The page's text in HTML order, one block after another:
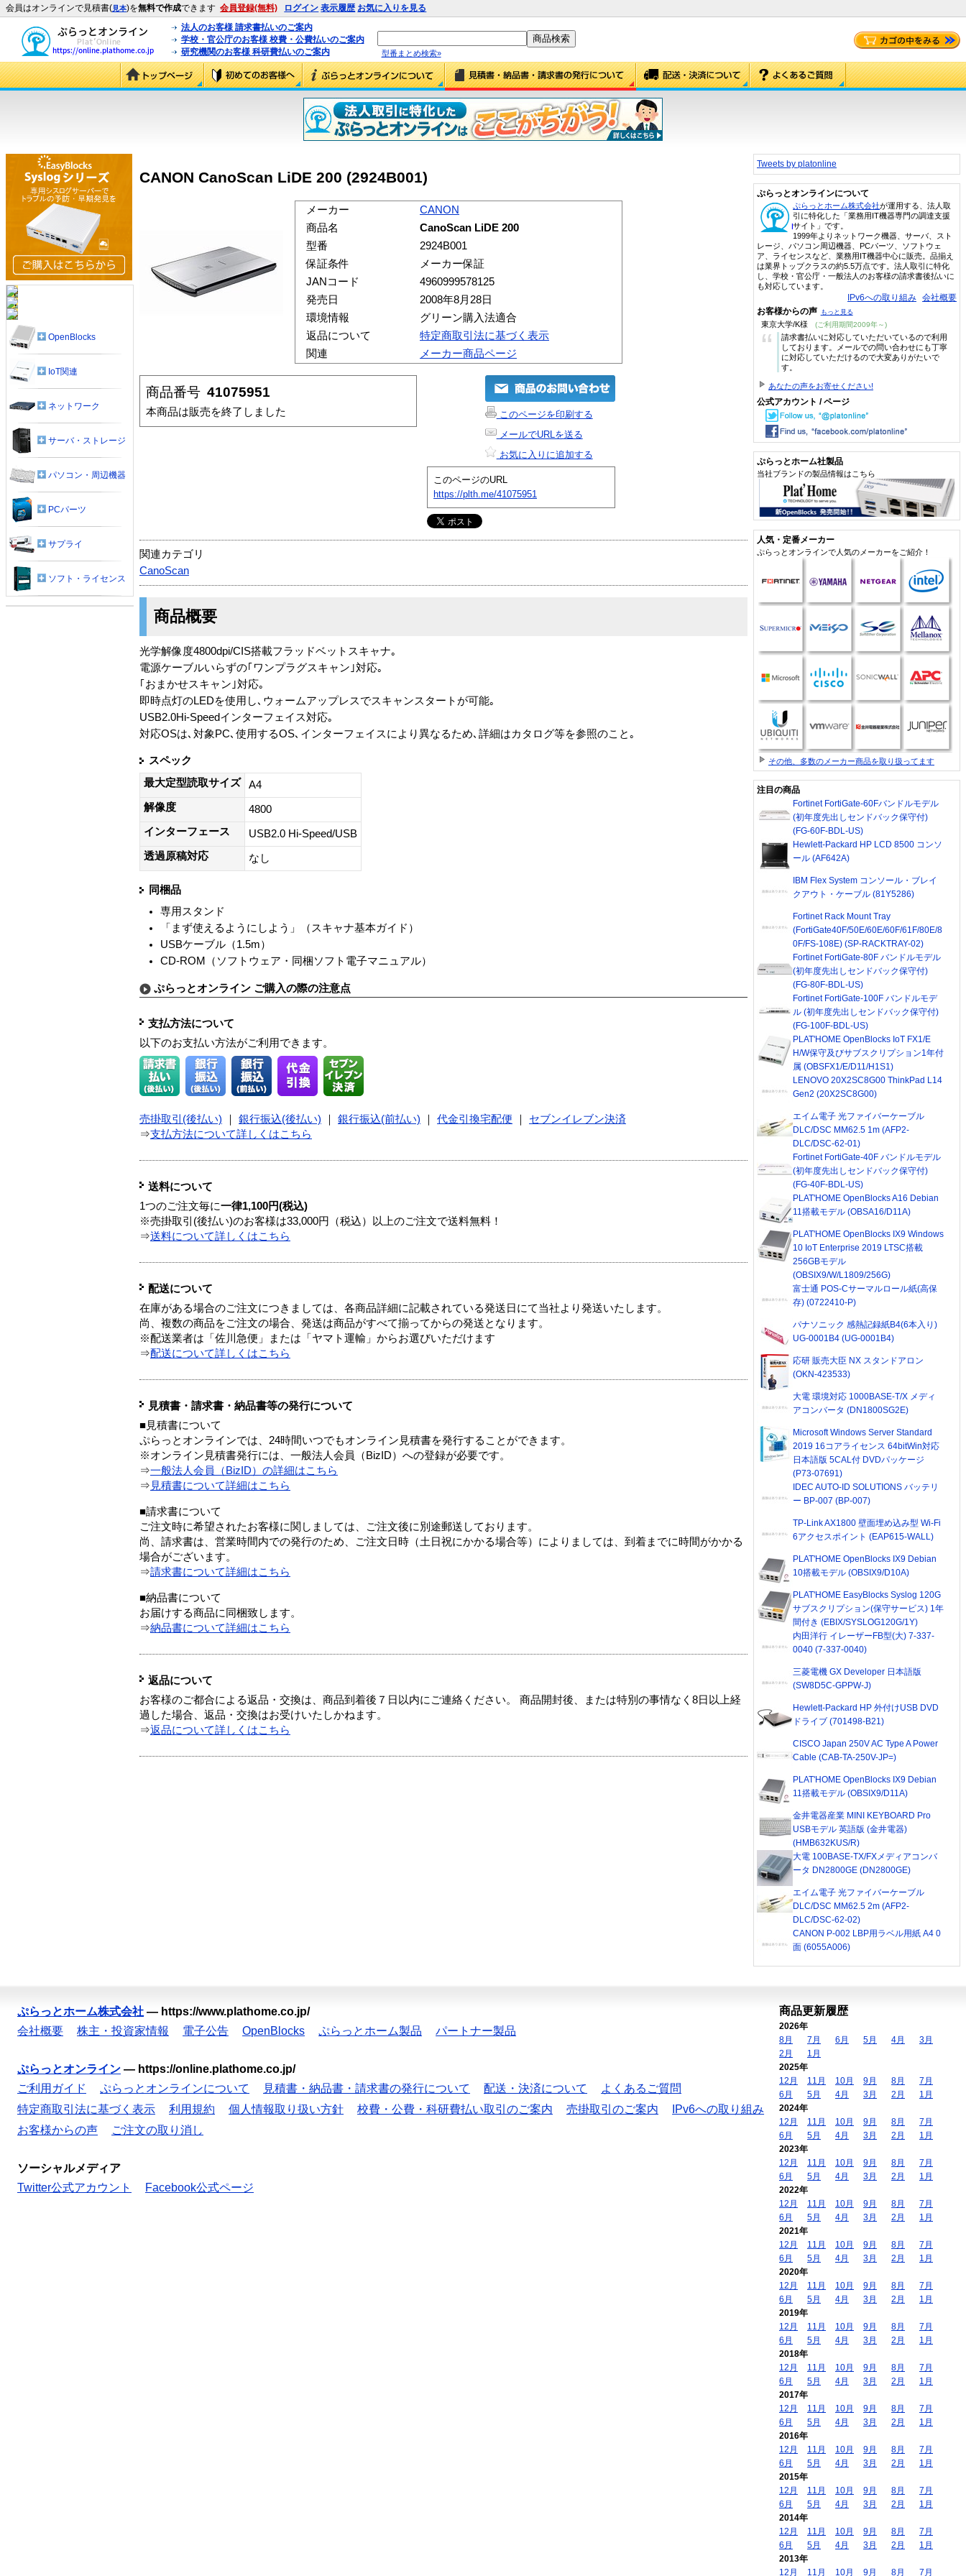
会員はオンラインで見積書(見本)を無料で作成できます 会員登録(無料) ログイン 表示履歴 お気に入りを見る
法人のお客様 請求書払いのご案内
学校・官公庁のお客様 校費・公費払いのご案内
研究機関のお客様 科研費払いのご案内
型番まとめ検索»
CANON CanoScan LiDE 200 (2924B001)
メーカー
CANON
商品名
CanoScan LiDE 200
型番
2924B001
保証条件
メーカー保証
JANコード
4960999578125
発売日
2008年8月28日
環境情報
グリーン購入法適合
返品について
特定商取引法に基づく表示
関連
メーカー商品ページ
商品番号 41075951
本商品は販売を終了しました
このページを印刷する
メールでURLを送る
お気に入りに追加する
このページのURL
https://plth.me/41075951
関連カテゴリ
CanoScan
商品概要
光学解像度4800dpi/CIS搭載フラッドベットスキャナ｡
電源ケーブルいらずの｢ワンプラグスキャン｣対応｡
｢おまかせスキャン｣対応｡
即時点灯のLEDを使用し､ウォームアップレスでスキャンスタートが可能｡
USB2.0Hi-Speedインターフェイス対応｡
対応OSは､対象PC､使用するOS､インターフェイスにより異なるため､詳細はカタログ等を参照のこと｡
スペック
最大定型読取サイズ
A4
解像度
4800
インターフェース
USB2.0 Hi-Speed/USB
透過原稿対応
なし
同梱品
専用スタンド
「まず使えるようにしよう」（スキャナ基本ガイド）
USBケーブル（1.5m）
CD-ROM（ソフトウェア・同梱ソフト電子マニュアル）
ぷらっとオンライン ご購入の際の注意点
支払方法について
以下のお支払い方法がご利用できます。
売掛取引(後払い) 銀行振込(後払い) 銀行振込(前払い) 代金引換宅配便
セブンイレブン決済
⇒支払方法について詳しくはこちら
送料について
1つのご注文毎に一律1,100円(税込)
※売掛取引(後払い)のお客様は33,000円（税込）以上のご注文で送料無料！
⇒送料について詳しくはこちら
配送について
在庫がある場合のご注文につきましては、各商品詳細に記載されている発送日にて当社より発送いたします。
尚、複数の商品をご注文の場合、発送は商品がすべて揃ってからの発送となります。
※配送業者は「佐川急便」または「ヤマト運輸」からお選びいただけます
⇒配送について詳しくはこちら
見積書・請求書・納品書等の発行について
■見積書について
ぷらっとオンラインでは、24時間いつでもオンライン見積書を発行することができます。
※オンライン見積書発行には、一般法人会員（BizID）への登録が必要です。
⇒一般法人会員（BizID）の詳細はこちら
⇒ 見積書について詳細はこちら
■請求書について
ご注文時に希望されたお客様に関しましては、ご注文後に別途郵送しております。
尚、請求書は、営業時間内での発行のため、ご注文日時（土日祝にかかる場合等）によりましては、到着までに時間がかかる
場合がございます。
⇒請求書について詳細はこちら
■納品書について
お届けする商品に同梱致します。
⇒納品書について詳細はこちら
返品について
お客様のご都合による返品・交換は、商品到着後７日以内にご連絡ください。 商品開封後、または特別の事情なく8日以上経
過した場合、返品・交換はお受けいたしかねます。
⇒返品について詳しくはこちら
OpenBlocks
IoT関連
ネットワーク
サーバ・ストレージ
パソコン・周辺機器
PCパーツ
サプライ
ソフト・ライセンス
Tweets by platonline
ぷらっとオンラインについて
ぷらっとホーム株式会社が運用する、法人取
引に特化した「業務用IT機器専門の調達支援
サイト」です。
1999年よりネットワーク機器、サーバ、スト
レージ、パソコン周辺機器、PCパーツ、ソフトウェ
ア、ライセンスなど、業務用IT機器中心に販売。品揃え
は業界トップクラスの約5.5万点です。法人取引に特化
し、学校・官公庁・一般法人のお客様の請求書後払いに
も対応しています。
IPv6への取り組み 会社概要
お客様からの声 もっと見る
東京大学/K様 (ご利用期間2009年～)
“
請求書払いに対応していただいているので利用
しております。メールでの問い合わせにも丁寧
に対応していただけるので大変ありがたいで
す。
あなたの声をお寄せください!
公式アカウント / ページ
ぷらっとホーム社製品
当社ブランドの製品情報はこちら
人気・定番メーカー
ぷらっとオンラインで人気のメーカーをご紹介！
その他、多数のメーカー商品を取り扱ってます
注目の商品
Fortinet FortiGate-60Fバンドルモデル
(初年度先出しセンドバック保守付)
(FG-60F-BDL-US)
Hewlett-Packard HP LCD 8500 コンソ
ール (AF642A)
IBM Flex System コンソール・ブレイ
クアウト・ケーブル (81Y5286)
Fortinet Rack Mount Tray
(FortiGate40F/50E/60E/60F/61F/80E/8
0F/FS-108E) (SP-RACKTRAY-02)
Fortinet FortiGate-80F バンドルモデル
(初年度先出しセンドバック保守付)
(FG-80F-BDL-US)
Fortinet FortiGate-100F バンドルモデ
ル (初年度先出しセンドバック保守付)
(FG-100F-BDL-US)
PLAT'HOME OpenBlocks IoT FX1/E
H/W保守及びサブスクリプション1年付
属 (OBSFX1/E/D11/H1S1)
LENOVO 20X2SC8G00 ThinkPad L14
Gen2 (20X2SC8G00)
エイム電子 光ファイバーケーブル
DLC/DSC MM62.5 1m (AFP2-
DLC/DSC-62-01)
Fortinet FortiGate-40F バンドルモデル
(初年度先出しセンドバック保守付)
(FG-40F-BDL-US)
PLAT'HOME OpenBlocks A16 Debian
11搭載モデル (OBSA16/D11A)
PLAT'HOME OpenBlocks IX9 Windows
10 IoT Enterprise 2019 LTSC搭載
256GBモデル
(OBSIX9/W/L1809/256G)
富士通 POS-Cサーマルロール紙(高保
存) (0722410-P)
パナソニック 感熱記録紙B4(6本入り)
UG-0001B4 (UG-0001B4)
応研 販売大臣 NX スタンドアロン
(OKN-423533)
大電 環境対応 1000BASE-T/X メディ
アコンバータ (DN1800SG2E)
Microsoft Windows Server Standard
2019 16コアライセンス 64bitWin対応
日本語版 5CAL付 DVDパッケージ
(P73-07691)
IDEC AUTO-ID SOLUTIONS バッテリ
ー BP-007 (BP-007)
TP-Link AX1800 壁面埋め込み型 Wi-Fi
6アクセスポイント (EAP615-WALL)
PLAT'HOME OpenBlocks IX9 Debian
10搭載モデル (OBSIX9/D10A)
PLAT'HOME EasyBlocks Syslog 120G
サブスクリプション(保守サービス) 1年
間付き (EBIX/SYSLOG120G/1Y)
内田洋行 イレーザーFB型(大) 7-337-
0040 (7-337-0040)
三菱電機 GX Developer 日本語版
(SW8D5C-GPPW-J)
Hewlett-Packard HP 外付けUSB DVD
ドライブ (701498-B21)
CISCO Japan 250V AC Type A Power
Cable (CAB-TA-250V-JP=)
PLAT'HOME OpenBlocks IX9 Debian
11搭載モデル (OBSIX9/D11A)
金井電器産業 MINI KEYBOARD Pro
USBモデル 英語版 (金井電器)
(HMB632KUS/R)
大電 100BASE-TX/FXメディアコンバ
ータ DN2800GE (DN2800GE)
エイム電子 光ファイバーケーブル
DLC/DSC MM62.5 2m (AFP2-
DLC/DSC-62-02)
CANON P-002 LBP用ラベル用紙 A4 0
面 (6055A006)
ぷらっとホーム株式会社 — https://www.plathome.co.jp/
会社概要
株主・投資家情報 電子公告 OpenBlocks ぷらっとホーム製品 パートナー製品
ぷらっとオンライン — https://online.plathome.co.jp/
ご利用ガイド
ぷらっとオンラインについて 見積書・納品書・請求書の発行について 配送・決済について
よくあるご質問
特定商取引法に基づく表示
利用規約 個人情報取り扱い方針 校費・公費・科研費払い取引のご案内 売掛取引のご案内
IPv6への取り組み
お客様からの声
ご注文の取り消し
ソーシャルメディア
Twitter公式アカウント
Facebook公式ページ
商品更新履歴
2026年
8月
7月 6月 5月 4月
3月
2月
1月
2025年
12月
11月 10月 9月 8月
7月
6月
5月 4月 3月 2月
1月
2024年
12月
11月 10月 9月 8月
7月
6月
5月 4月 3月 2月
1月
2023年
12月
11月 10月 9月 8月
7月
6月
5月 4月 3月 2月
1月
2022年
12月
11月 10月 9月 8月
7月
6月
5月 4月 3月 2月
1月
2021年
12月
11月 10月 9月 8月
7月
6月
5月 4月 3月 2月
1月
2020年
12月
11月 10月 9月 8月
7月
6月
5月 4月 3月 2月
1月
2019年
12月
11月 10月 9月 8月
7月
6月
5月 4月 3月 2月
1月
2018年
12月
11月 10月 9月 8月
7月
6月
5月 4月 3月 2月
1月
2017年
12月
11月 10月 9月 8月
7月
6月
5月 4月 3月 2月
1月
2016年
12月
11月 10月 9月 8月
7月
6月
5月 4月 3月 2月
1月
2015年
12月
11月 10月 9月 8月
7月
6月
5月 4月 3月 2月
1月
2014年
12月
11月 10月 9月 8月
7月
6月
5月 4月 3月 2月
1月
2013年
12月
11月 10月 9月 8月 7月